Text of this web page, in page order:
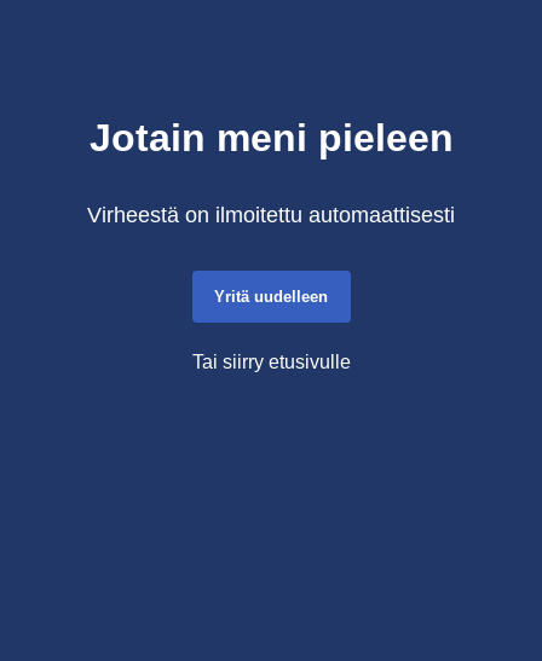
Jotain meni pieleen
Virheestä on ilmoitettu automaattisesti
Yritä uudelleen
Tai siirry etusivulle